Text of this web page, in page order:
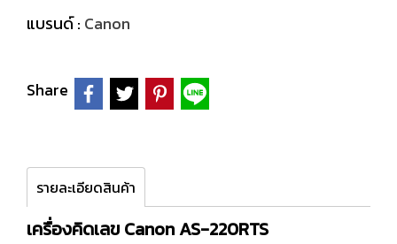
แบรนด์ : Canon
Share
รายละเอียดสินค้า
เครื่องคิดเลข Canon AS-220RTS